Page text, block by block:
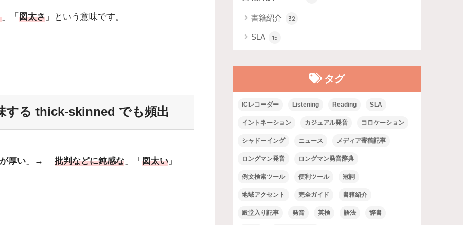
」「 図太さ 」という意味です。
する thick-skinned でも頻出
厚い 」→ 「 批判などに鈍感な 」「 図太い 」
書籍紹介 32
SLA 15
タグ
ICレコーダー Listening Reading SLA
イントネーション カジュアル発音 コロケーション
シャドーイング ニュース メディア寄稿記事
ロングマン発音 ロングマン発音辞典
例文検索ツール 便利ツール 冠詞
地域アクセント 完全ガイド 書籍紹介
殿堂入り記事 発音 英検 語法 辞書